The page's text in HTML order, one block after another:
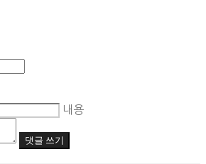
내용
댓글 쓰기